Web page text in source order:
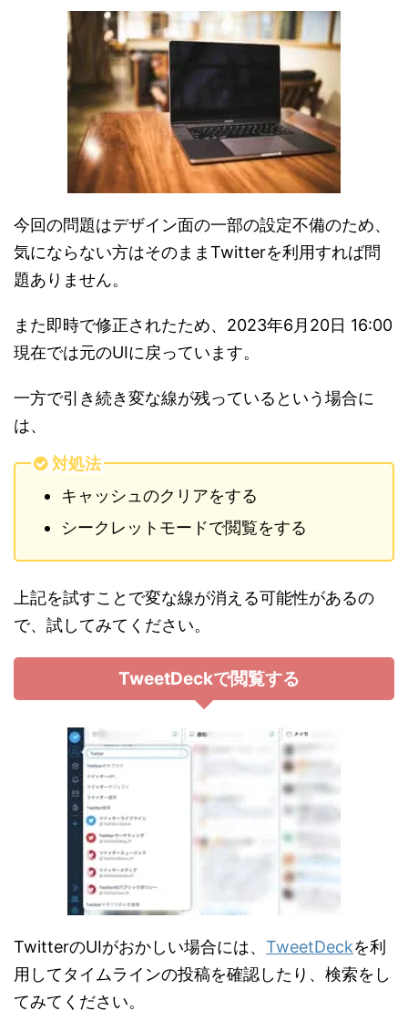
今回の問題はデザイン面の一部の設定不備のため、
気にならない方はそのままTwitterを利用すれば問
題ありません。
また即時で修正されたため、2023年6月20日 16:00
現在では元のUIに戻っています。
一方で引き続き変な線が残っているという場合に
は、
対処法
キャッシュのクリアをする
シークレットモードで閲覧をする
上記を試すことで変な線が消える可能性があるの
で、試してみてください。
TweetDeckで閲覧する
TwitterのUIがおかしい場合には、 TweetDeckを利
用してタイムラインの投稿を確認したり、検索をし
てみてください。